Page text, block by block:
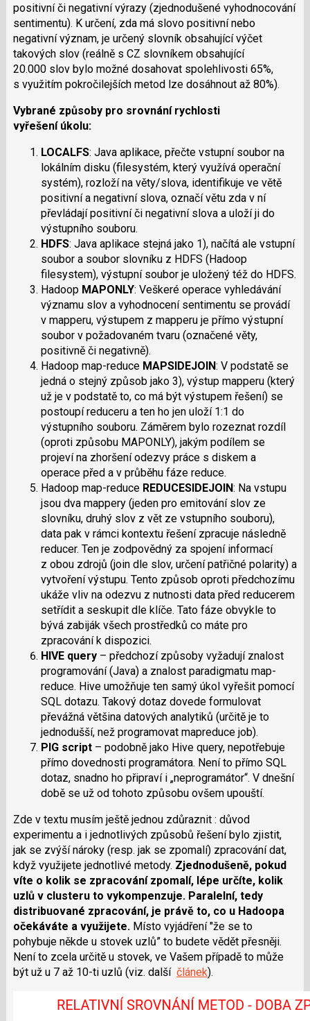
positivní či negativní výrazy (zjednodušené vyhodnocování
sentimentu). K určení, zda má slovo positivní nebo
negativní význam, je určený slovník obsahující výčet
takových slov (reálně s CZ slovníkem obsahující
20.000 slov bylo možné dosahovat spolehlivosti 65%,
s využitím pokročilejších metod lze dosáhnout až 80%).
Vybrané způsoby pro srovnání rychlosti
vyřešení úkolu:
LOCALFS: Java aplikace, přečte vstupní soubor na
lokálním disku (filesystém, který využívá operační
systém), rozloží na věty/slova, identifikuje ve větě
positivní a negativní slova, označí větu zda v ní
převládají positivní či negativní slova a uloží ji do
výstupního souboru.
HDFS: Java aplikace stejná jako 1), načítá ale vstupní
soubor a soubor slovníku z HDFS (Hadoop
filesystem), výstupní soubor je uložený též do HDFS.
Hadoop MAPONLY: Veškeré operace vyhledávání
významu slov a vyhodnocení sentimentu se provádí
v mapperu, výstupem z mapperu je přímo výstupní
soubor v požadovaném tvaru (označené věty,
positivně či negativně).
Hadoop map-reduce MAPSIDEJOIN: V podstatě se
jedná o stejný způsob jako 3), výstup mapperu (který
už je v podstatě to, co má být výstupem řešení) se
postoupí reduceru a ten ho jen uloží 1:1 do
výstupního souboru. Záměrem bylo rozeznat rozdíl
(oproti způsobu MAPONLY), jakým podílem se
projeví na zhoršení odezvy práce s diskem a
operace před a v průběhu fáze reduce.
Hadoop map-reduce REDUCESIDEJOIN: Na vstupu
jsou dva mappery (jeden pro emitování slov ze
slovníku, druhý slov z vět ze vstupního souboru),
data pak v rámci kontextu řešení zpracuje následně
reducer. Ten je zodpovědný za spojení informací
z obou zdrojů (join dle slov, určení patřičné polarity) a
vytvoření výstupu. Tento způsob oproti předchozímu
ukáže vliv na odezvu z nutnosti data před reducerem
setřídit a seskupit dle klíče. Tato fáze obvykle to
bývá zabiják všech prostředků co máte pro
zpracování k dispozici.
HIVE query– předchozí způsoby vyžadují znalost
programování (Java) a znalost paradigmatu map-
reduce. Hive umožňuje ten samý úkol vyřešit pomocí
SQL dotazu. Takový dotaz dovede formulovat
převážná většina datových analytiků (určitě je to
jednodušší, než programovat mapreduce job).
PIG script– podobně jako Hive query, nepotřebuje
přímo dovednosti programátora. Není to přímo SQL
dotaz, snadno ho připraví i „neprogramátor“. V dnešní
době se už od tohoto způsobu ovšem upouští.
Zde v textu musím ještě jednou zdůraznit : důvod
experimentu a i jednotlivých způsobů řešení bylo zjistit,
jak se zvýší nároky (resp. jak se zpomalí) zpracování dat,
když využijete jednotlivé metody. Zjednodušeně, pokud
víte o kolik se zpracování zpomalí, lépe určíte, kolik
uzlů v clusteru to vykompenzuje. Paralelní, tedy
distribuované zpracování, je právě to, co u Hadoopa
očekáváte a využijete. Místo vyjádření "že se to
pohybuje někde u stovek uzlů” to budete vědět přesněji.
Není to zcela určitě u stovek, ve Vašem případě to může
být už u 7 až 10-ti uzlů (viz. další článek).